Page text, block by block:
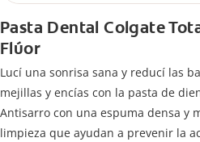
Pasta Dental Colgate
Flúor
Lucí una sonrisa sana y reducí las
mejillas y encías con la pasta de
Antisarro con una espuma densa y
limpieza que ayudan a prevenir la